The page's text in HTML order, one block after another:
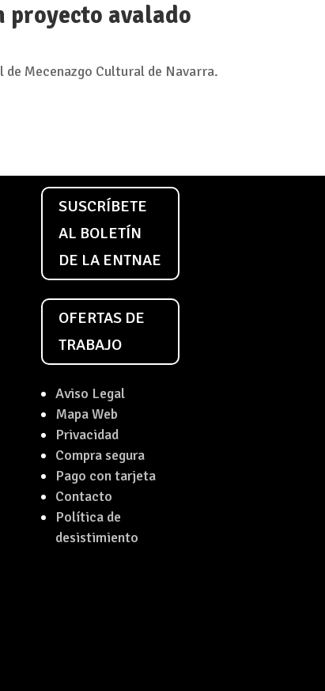
proyecto avalado
de Mecenazgo Cultural de Navarra.
SUSCRÍBETE
AL BOLETÍN
DE LA ENTNAE
OFERTAS DE
TRABAJO
Aviso Legal
Mapa Web
Privacidad
Compra segura
Pago con tarjeta
Contacto
Política de
desistimiento